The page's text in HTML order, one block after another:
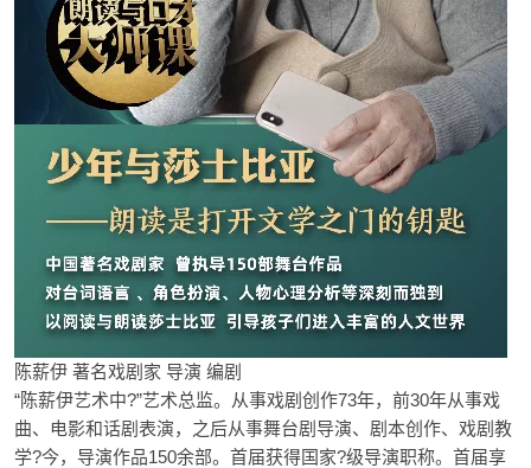
陈薪伊 著名戏剧家 导演 编剧
“陈薪伊艺术中?”艺术总监。从事戏剧创作73年，前30年从事戏
曲、电影和话剧表演，之后从事舞台剧导演、剧本创作、戏剧教
学?今，导演作品150余部。首届获得国家?级导演职称。首届享